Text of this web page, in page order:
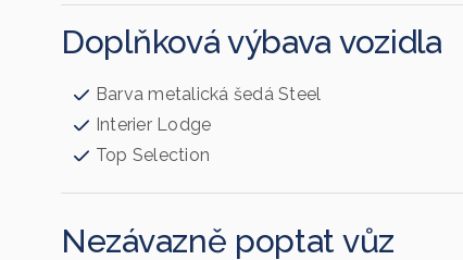
Doplňková výbava vozidla
Barva metalická šedá Steel
Interier Lodge
Top Selection
Nezávazně poptat vůz